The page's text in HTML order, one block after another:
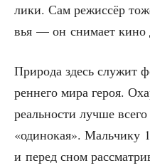
ли­ки. Сам режис­сёр
вья — он сни­ма­ет кино
При­ро­да здесь слу­жит
рен­не­го мира героя.
реаль­но­сти луч­ше
«оди­но­кая». Маль­чи­ку
и перед сном